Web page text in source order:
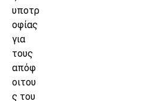
υποτρ
οφίας
για
τους
απόφ
οιτου
ς του